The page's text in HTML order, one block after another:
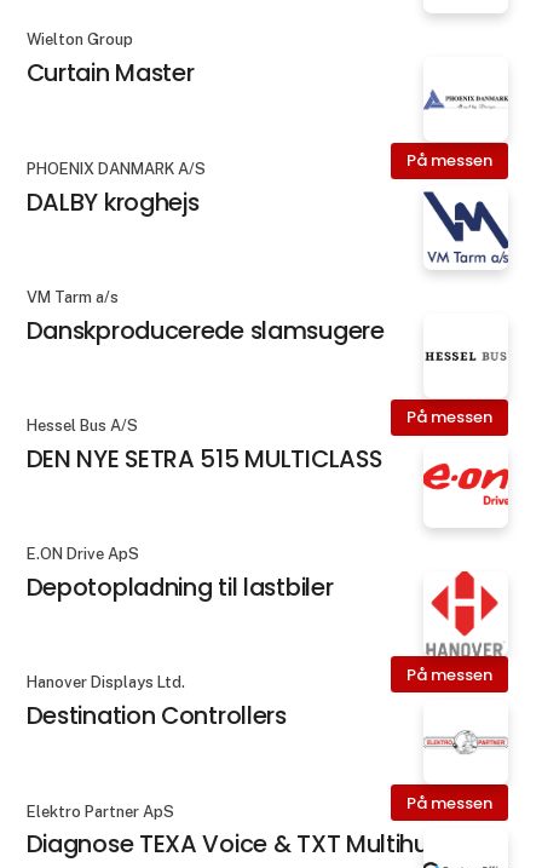
Wielton Group
Curtain Master
På messen
PHOENIX DANMARK A/S
DALBY kroghejs
VM Tarm a/s
Danskproducerede ​slamsugere
På messen
Hessel Bus A/S
DEN NYE SETRA 515 MULTICLASS
E.ON Drive ApS
Depotopladning til lastbiler
På messen
Hanover Displays Ltd.
Destination Controllers
På messen
Elektro Partner ApS
Diagnose TEXA Voice & TXT Multihub